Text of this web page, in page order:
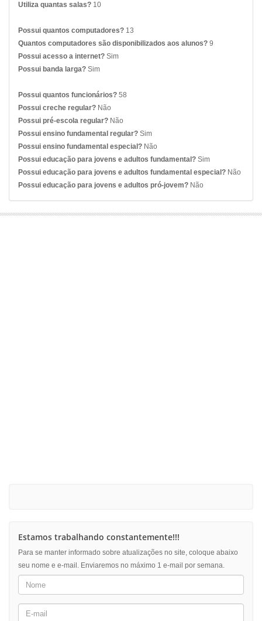
Utiliza quantas salas? 10
Possui quantos computadores? 13
Quantos computadores são disponibilizados aos alunos? 9
Possui acesso a internet? Sim
Possui banda larga? Sim
Possui quantos funcionários? 58
Possui creche regular? Não
Possui pré-escola regular? Não
Possui ensino fundamental regular? Sim
Possui ensino fundamental especial? Não
Possui educação para jovens e adultos fundamental? Sim
Possui educação para jovens e adultos fundamental especial? Não
Possui educação para jovens e adultos pró-jovem? Não
Estamos trabalhando constantemente!!!
Para se manter informado sobre atualizações no site, coloque abaixo
seu nome e e-mail. Enviaremos no máximo 1 e-mail por semana.